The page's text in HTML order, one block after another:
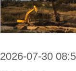
2026-07-30